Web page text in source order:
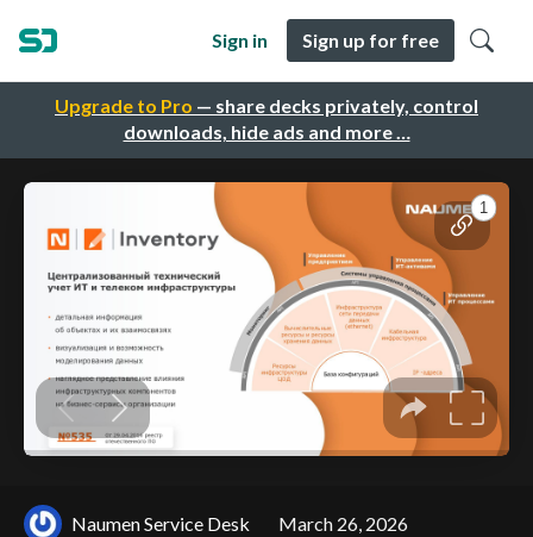
Upgrade to Pro — share decks privately, control
downloads, hide ads and more …
Sign in Sign up for free
Naumen Service Desk March 26, 2026